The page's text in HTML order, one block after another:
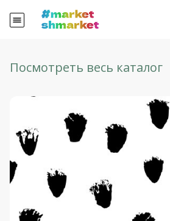
Посмотреть весь каталог